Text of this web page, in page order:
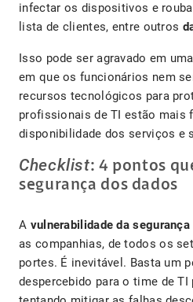
infectar os dispositivos e
lista de clientes, entre outros
Isso pode ser agravado em
em que os funcionários nem
recursos tecnológicos para
profissionais de TI estão mais
disponibilidade dos serviços e
Checklist: 4 pontos
segurança dos dados
A vulnerabilidade da segurança
as companhias, de todos os
portes. É inevitável. Basta um
despercebido para o time de